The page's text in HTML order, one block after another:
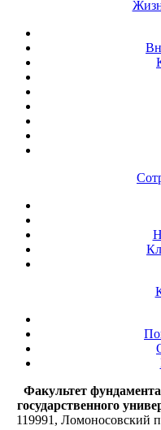
Факультет
государственного
119991, Ломоносовский